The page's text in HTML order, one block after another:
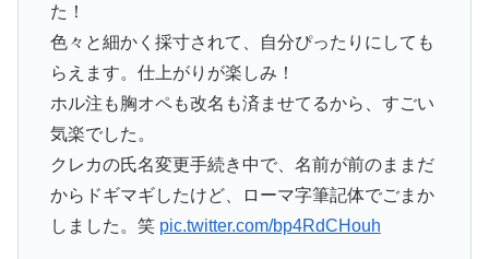
た！
色々と細かく採寸されて、自分ぴったりにしても
らえます。仕上がりが楽しみ！
ホル注も胸オペも改名も済ませてるから、すごい
気楽でした。
クレカの氏名変更手続き中で、名前が前のままだ
からドギマギしたけど、ローマ字筆記体でごまか
しました。笑 pic.twitter.com/bp4RdCHouh